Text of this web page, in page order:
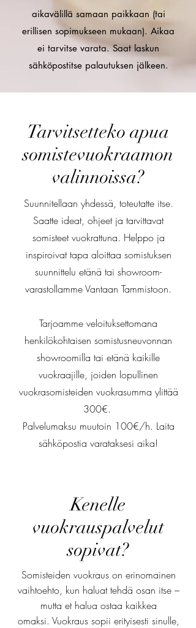
aikavälillä samaan paikkaan (tai
erillisen sopimukseen mukaan). Aikaa
ei tarvitse varata. Saat laskun
sähköpostitse palautuksen jälkeen.
Tarvitsetteko apua
somistevuokraamon
valinnoissa?
Suunnitellaan yhdessä, toteutatte itse.
Saatte ideat, ohjeet ja tarvittavat
somisteet vuokrattuna. Helppo ja
inspiroivat tapa aloittaa somistuksen
suunnittelu etänä tai showroom-
varastollamme Vantaan Tammistoon.
Tarjoamme veloituksettomana
henkilökohtaisen somistusneuvonnan
showroomilla tai etänä kaikille
vuokraajille, joiden lopullinen
vuokrasomisteiden vuokrasumma ylittää
300€.
Palvelumaksu muutoin 100€/h. Laita
sähköpostia varataksesi aika!
Kenelle
vuokrauspalvelut
sopivat?
Somisteiden vuokraus on erinomainen
vaihtoehto, kun haluat tehdä osan itse –
mutta et halua ostaa kaikkea
omaksi. Vuokraus sopii erityisesti sinulle,